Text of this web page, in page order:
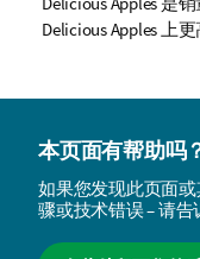
Delicious Apples上更
本页面有帮助吗
如果您发现此页面
骤或技术错误 – 请告